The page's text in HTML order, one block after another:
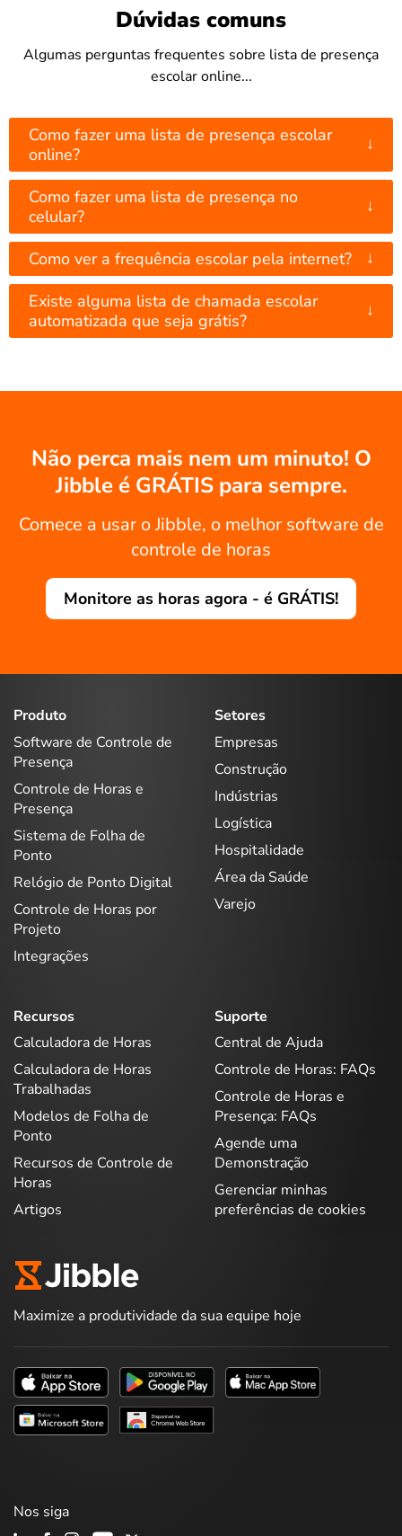
Dúvidas comuns
Algumas perguntas frequentes sobre lista de presença
escolar online...
Como fazer uma lista de presença escolar
online?
↓
Como fazer uma lista de presença no
celular?
↓
Como ver a frequência escolar pela internet? ↓
Existe alguma lista de chamada escolar
automatizada que seja grátis?
↓
Não perca mais nem um minuto! O
Jibble é GRÁTIS para sempre.
Comece a usar o Jibble, o melhor software de
controle de horas
Monitore as horas agora - é GRÁTIS!
Produto
Software de Controle de
Presença
Controle de Horas e
Presença
Sistema de Folha de
Ponto
Relógio de Ponto Digital
Controle de Horas por
Projeto
Integrações
Setores
Empresas
Construção
Indústrias
Logística
Hospitalidade
Área da Saúde
Varejo
Recursos
Calculadora de Horas
Calculadora de Horas
Trabalhadas
Modelos de Folha de
Ponto
Recursos de Controle de
Horas
Artigos
Suporte
Central de Ajuda
Controle de Horas: FAQs
Controle de Horas e
Presença: FAQs
Agende uma
Demonstração
Gerenciar minhas
preferências de cookies
Maximize a produtividade da sua equipe hoje
Nos siga